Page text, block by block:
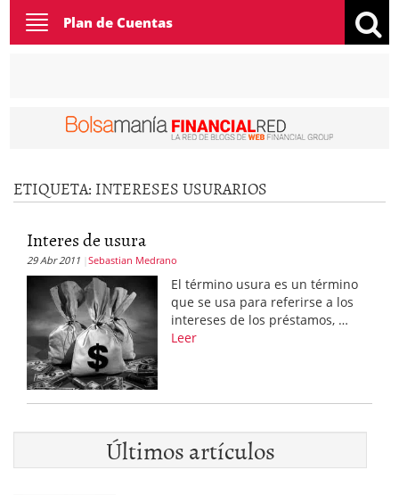
Toggle
navigation
Plan de Cuentas
ETIQUETA: INTERESES USURARIOS
Interes de usura
29 Abr 2011 Sebastian Medrano
El término usura es un término
que se usa para referirse a los
intereses de los préstamos, …
Leer
Últimos artículos